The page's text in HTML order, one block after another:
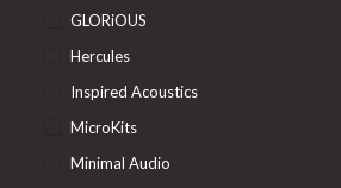
GLORiOUS
Hercules
Inspired Acoustics
MicroKits
Minimal Audio